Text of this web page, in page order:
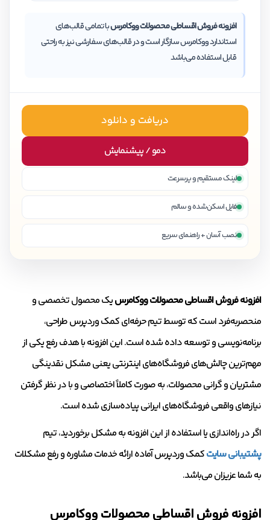
افزونه فروش اقساطی محصولات ووکامرسبا تمامی قالب‌های
استاندارد ووکامرس سازگار است و در قالب‌های سفارشی نیز به راحتی
قابل استفاده می‌باشد
دریافت و دانلود
دمو / پیشنمایش
لینک مستقیم و پرسرعت
فایل اسکن‌شده و سالم
نصب آسان + راهنمای سریع
افزونه فروش اقساطی محصولات ووکامرسیک محصول تخصصی و
منحصربه‌فرد است که توسط تیم حرفه‌ای کمک وردپرس طراحی،
برنامه‌نویسی و توسعه داده شده است. این افزونه با هدف رفع یکی از
مهم‌ترین چالش‌های فروشگاه‌های اینترنتی یعنی مشکل نقدینگی
مشتریان و گرانی محصولات، به صورت کاملاً اختصاصی و با در نظر گرفتن
نیازهای واقعی فروشگاه‌های ایرانی پیاده‌سازی شده است.
اگر در راه‌اندازی یا استفاده از این افزونه به مشکل برخوردید، تیم
پشتیبانی سایتکمک وردپرس آماده ارائه خدمات مشاوره و رفع مشکلات
به شما عزیزان می‌باشد.
افزونه فروش اقساطی محصولات ووکامرس